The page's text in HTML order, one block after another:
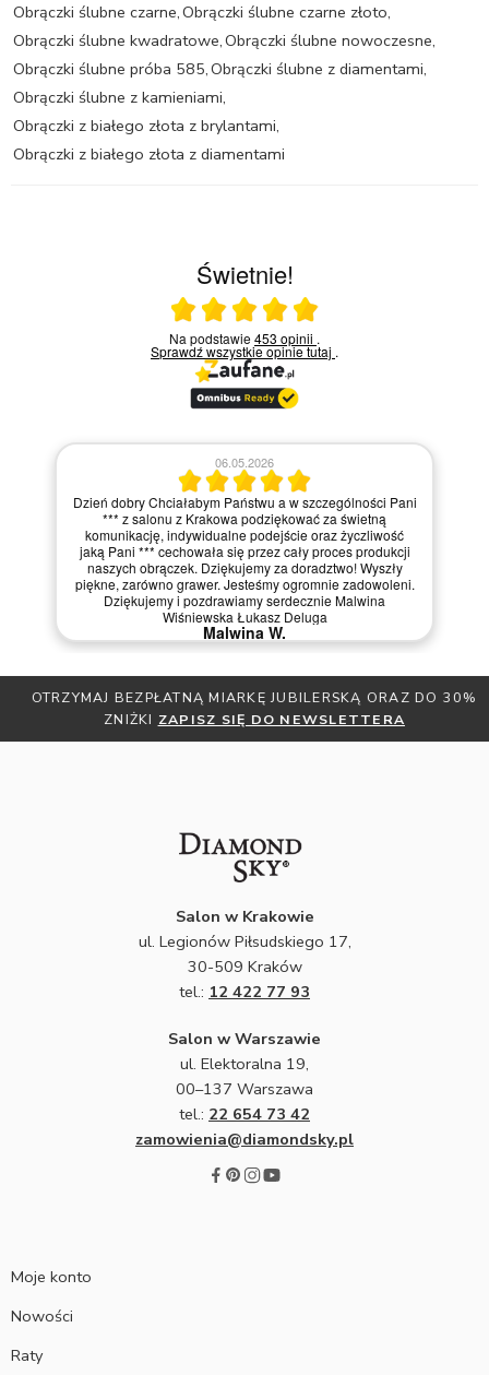
Obrączki ślubne czarne,Obrączki ślubne czarne złoto,
Obrączki ślubne kwadratowe,Obrączki ślubne nowoczesne,
Obrączki ślubne próba 585,Obrączki ślubne z diamentami,
Obrączki ślubne z kamieniami,
Obrączki z białego złota z brylantami,
Obrączki z białego złota z diamentami
Świetnie!
Ocena średnia 5 na 5
Na podstawie453 opinii .
Sprawdź wszystkie opinietutaj .
06.05.2026
Dzień dobry Chciałabym Państwu a w szczególności Pani
*** z salonu z Krakowa podziękować za świetną
komunikację, indywidualne podejście oraz życzliwość
jaką Pani *** cechowała się przez cały proces produkcji
naszych obrączek. Dziękujemy za doradztwo! Wyszły
piękne, zarówno grawer. Jesteśmy ogromnie zadowoleni.
Dziękujemy i pozdrawiamy serdecznie Malwina
Wiśniewska Łukasz Deluga
Malwina W.
OTRZYMAJ BEZPŁATNĄ MIARKĘ JUBILERSKĄ ORAZ DO 30%
ZNIŻKIZAPISZ SIĘ DO NEWSLETTERA
Salon w Krakowie
ul. Legionów Piłsudskiego 17,
30-509 Kraków
tel.: 12 422 77 93
Salon w Warszawie
ul. Elektoralna 19,
00–137 Warszawa
tel.: 22 654 73 42
zamowienia@diamondsky.pl
Moje konto
Nowości
Raty